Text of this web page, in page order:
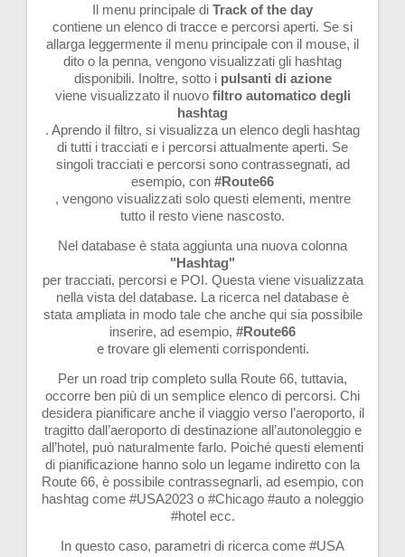
Il menu principale di Track of the day
contiene un elenco di tracce e percorsi aperti. Se si
allarga leggermente il menu principale con il mouse, il
dito o la penna, vengono visualizzati gli hashtag
disponibili. Inoltre, sotto i pulsanti di azione
viene visualizzato il nuovo filtro automatico degli
hashtag
. Aprendo il filtro, si visualizza un elenco degli hashtag
di tutti i tracciati e i percorsi attualmente aperti. Se
singoli tracciati e percorsi sono contrassegnati, ad
esempio, con #Route66
, vengono visualizzati solo questi elementi, mentre
tutto il resto viene nascosto.
Nel database è stata aggiunta una nuova colonna
"Hashtag"
per tracciati, percorsi e POI. Questa viene visualizzata
nella vista del database. La ricerca nel database è
stata ampliata in modo tale che anche qui sia possibile
inserire, ad esempio, #Route66
e trovare gli elementi corrispondenti.
Per un road trip completo sulla Route 66, tuttavia,
occorre ben più di un semplice elenco di percorsi. Chi
desidera pianificare anche il viaggio verso l’aeroporto, il
tragitto dall’aeroporto di destinazione all’autonoleggio e
all’hotel, può naturalmente farlo. Poiché questi elementi
di pianificazione hanno solo un legame indiretto con la
Route 66, è possibile contrassegnarli, ad esempio, con
hashtag come #USA2023 o #Chicago #auto a noleggio
#hotel ecc.
In questo caso, parametri di ricerca come #USA